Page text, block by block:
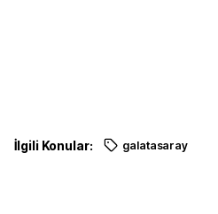
İlgili Konular: galatasaray